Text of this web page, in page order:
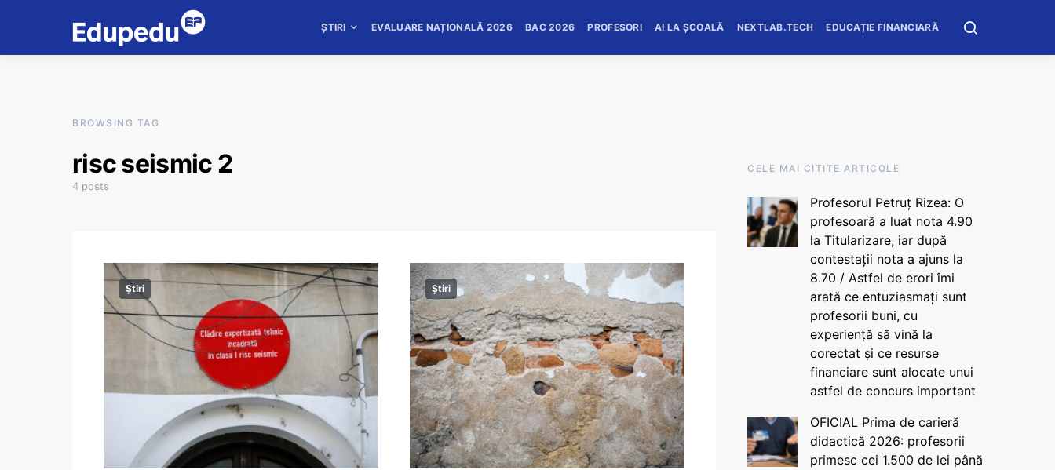
ȘTIRI EVALUARE NAȚIONALĂ 2026 BAC 2026 PROFESORI AI LA ȘCOALĂ NEXTLAB.TECH EDUCAȚIE FINANCIARĂ
BROWSING TAG
risc seismic 2
4 posts
Știri Știri
CELE MAI CITITE ARTICOLE
Profesorul Petruț Rizea: O
profesoară a luat nota 4.90
la Titularizare, iar după
contestații nota a ajuns la
8.70 / Astfel de erori îmi
arată ce entuziasmați sunt
profesorii buni, cu
experiență să vină la
corectat și ce resurse
financiare sunt alocate unui
astfel de concurs important
OFICIAL Prima de carieră
didactică 2026: profesorii
primesc cei 1.500 de lei până